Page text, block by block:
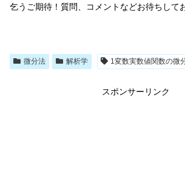
乞うご期待！質問、コメントなどお待ちして
微分法 解析学 1変数実数値関数の微
スポンサーリンク